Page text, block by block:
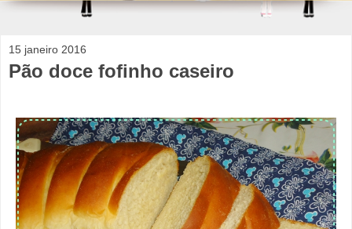
15 janeiro 2016
Pão doce fofinho caseiro